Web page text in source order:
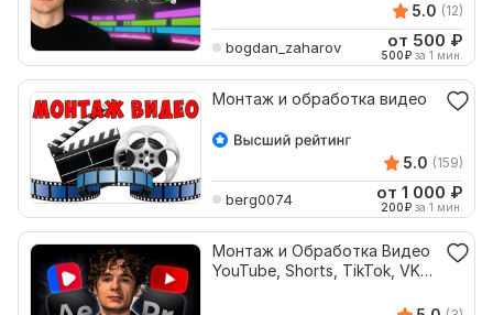
5.0 (12)
bogdan_zaharov от 500 ₽
500₽ за 1 мин.
Монтаж и обработка видео
5.0 (159)
berg0074 от 1 000 ₽
200₽ за 1 мин.
Монтаж и Обработка Видео
YouTube, Shorts, TikTok, VK